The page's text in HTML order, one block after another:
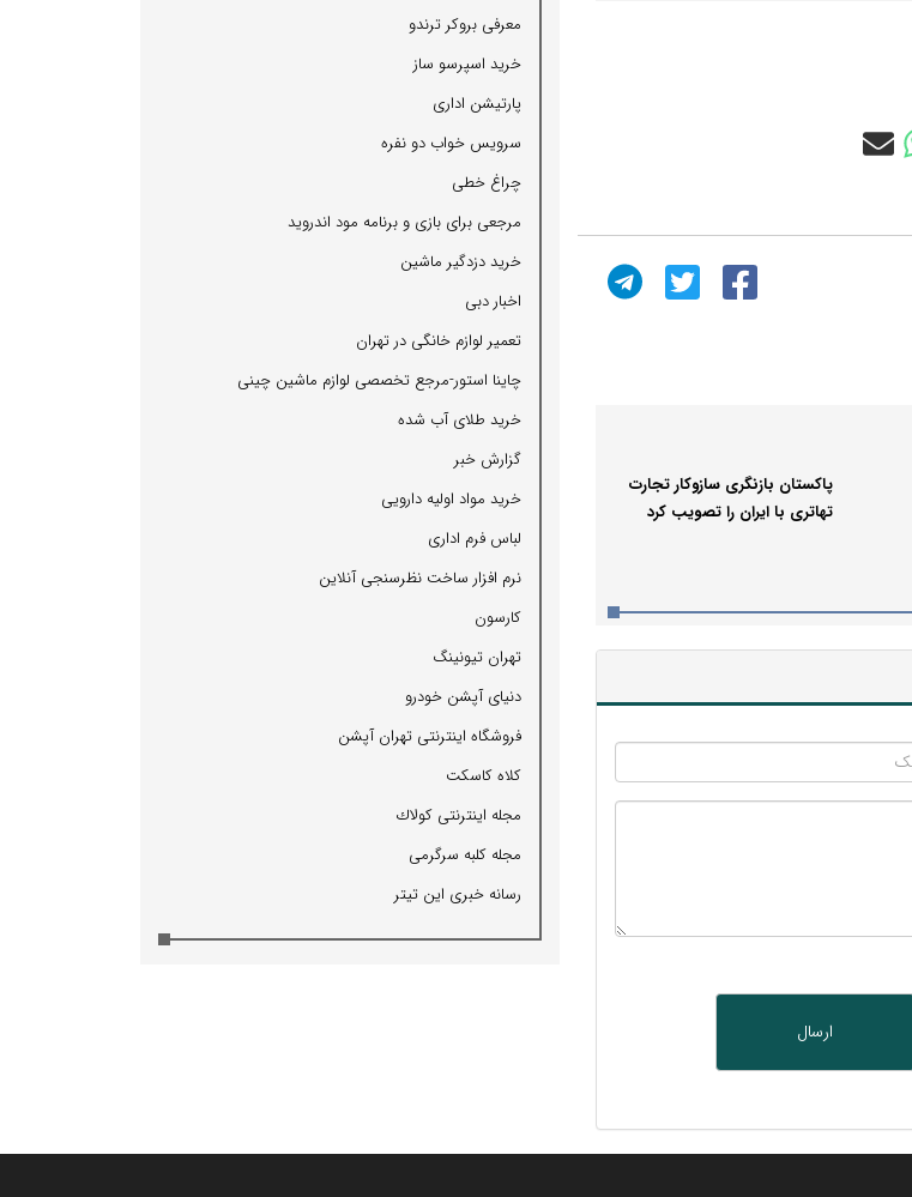
پاکستان بازنگری سازوکار تجارت
تهاتری با ایران را تصویب کرد
معرفی بروكر ترندو
خرید اسپرسو ساز
پارتیشن اداری
سرویس خواب دو نفره
چراغ خطی
مرجعی برای بازی و برنامه مود اندروید
خرید دزدگیر ماشین
اخبار دبی
تعمیر لوازم خانگی در تهران
چاینا استور-مرجع تخصصی لوازم ماشین چینی
خرید طلای آب شده
گزارش خبر
خرید مواد اولیه دارویی
لباس فرم اداری
نرم افزار ساخت نظرسنجی آنلاین
كارسون
تهران تیونینگ
دنیای آپشن خودرو
فروشگاه اینترنتی تهران آپشن
كلاه كاسكت
مجله اینترنتی كولاك
مجله كلبه سرگرمی
رسانه خبری این تیتر